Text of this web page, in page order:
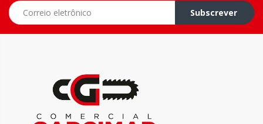
Correio eletrônico
Subscrever